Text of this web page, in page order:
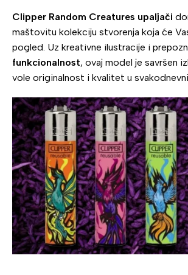
Clipper Random Creatures upaljači
maštovitu kolekciju stvorenja koja će
pogled. Uz kreativne ilustracije i
funkcionalnost, ovaj model je savršen
vole originalnost i kvalitet u